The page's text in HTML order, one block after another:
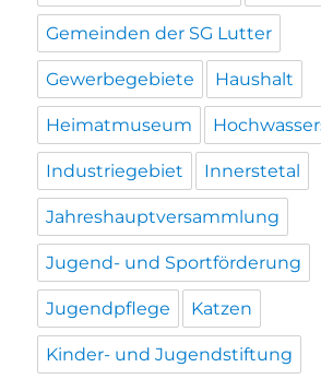
Gemeinden der SG Lutter
Gewerbegebiete Haushalt
Heimatmuseum
Industriegebiet Innerstetal
Jahreshauptversammlung
Jugend- und Sportförderung
Jugendpflege Katzen
Kinder- und Jugendstiftung